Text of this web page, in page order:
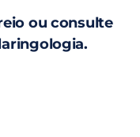
ou consulte